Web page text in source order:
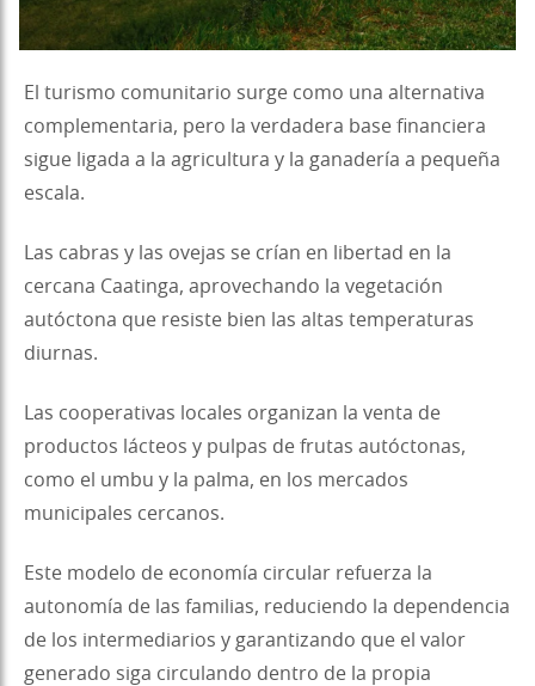
El turismo comunitario surge como una alternativa
complementaria, pero la verdadera base financiera
sigue ligada a la agricultura y la ganadería a pequeña
escala.
Las cabras y las ovejas se crían en libertad en la
cercana Caatinga, aprovechando la vegetación
autóctona que resiste bien las altas temperaturas
diurnas.
Las cooperativas locales organizan la venta de
productos lácteos y pulpas de frutas autóctonas,
como el umbu y la palma, en los mercados
municipales cercanos.
Este modelo de economía circular refuerza la
autonomía de las familias, reduciendo la dependencia
de los intermediarios y garantizando que el valor
generado siga circulando dentro de la propia